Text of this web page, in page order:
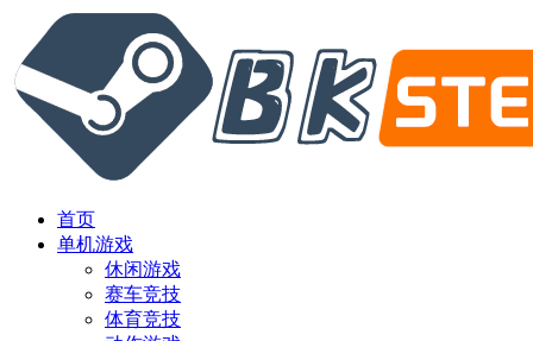
首页
单机游戏
休闲游戏
赛车竞技
体育竞技